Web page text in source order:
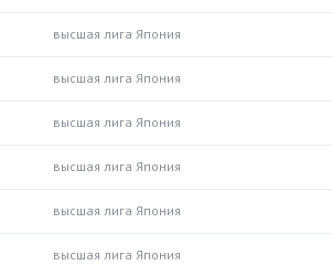
высшая лига Япония
высшая лига Япония
высшая лига Япония
высшая лига Япония
высшая лига Япония
высшая лига Япония